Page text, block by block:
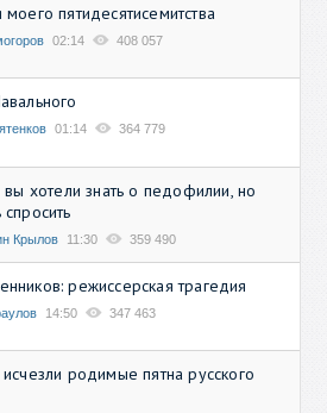
моего пятидесятисемитства
02:14 408 057
01:14 364 779
вы хотели знать о педофилии, но
Крылов 11:30 359 490
режиссерская трагедия
14:50 347 463
родимые пятна русского